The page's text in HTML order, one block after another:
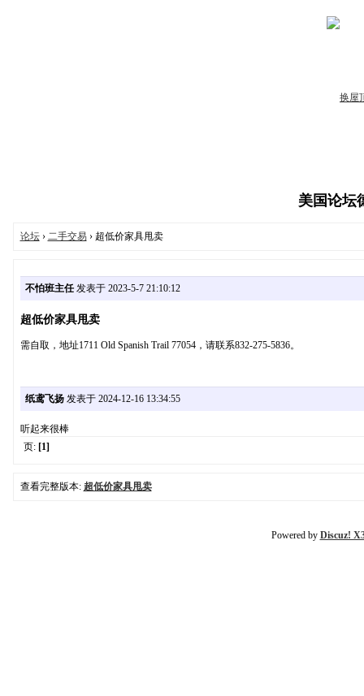
美国论坛
论坛› 二手交易› 超低价家具甩卖
不怕班主任发表于 2023-5-7 21:10:12
超低价家具甩卖
需自取，地址1711 Old Spanish Trail 77054，请联系832-275-5836。
纸鸢飞扬发表于 2024-12-16 13:34:55
听起来很棒
页: [1]
查看完整版本: 超低价家具甩卖
Powered by Discuz!